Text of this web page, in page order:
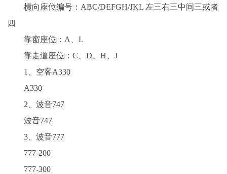
横向座位编号：ABC/DEFGH/JKL 左三右三中间三或者
四
靠窗座位：A、L
靠走道座位：C、D、H、J
1、空客A330
A330
2、波音747
波音747
3、波音777
777-200
777-300